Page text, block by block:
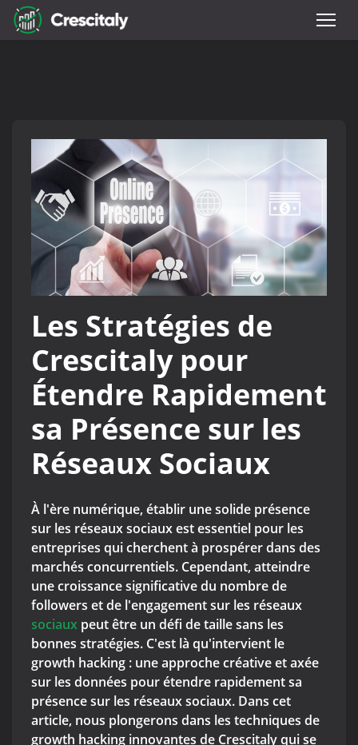
Les Stratégies de
Crescitaly pour
Étendre Rapidement
sa Présence sur les
Réseaux Sociaux
À l'ère numérique, établir une solide présence
sur les réseaux sociaux est essentiel pour les
entreprises qui cherchent à prospérer dans des
marchés concurrentiels. Cependant, atteindre
une croissance significative du nombre de
followers et de l'engagement sur les réseaux
sociaux peut être un défi de taille sans les
bonnes stratégies. C'est là qu'intervient le
growth hacking : une approche créative et axée
sur les données pour étendre rapidement sa
présence sur les réseaux sociaux. Dans cet
article, nous plongerons dans les techniques de
growth hacking innovantes de Crescitaly qui se